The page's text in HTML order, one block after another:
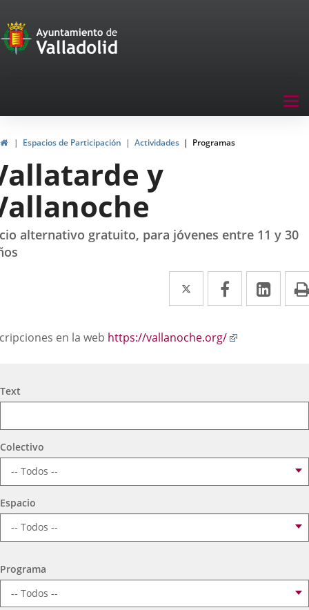
Portal
de
navegación
HomeEspacios de Participación Actividades Programas
y
alternativo gratuito, para jóvenes entre 11 y 30
Twitter
Enlace
a
una
Facebook
Enlace
a
una
a
en la web https://vallanoche.org/
Search
Text
Colectivo
Espacio
Programa